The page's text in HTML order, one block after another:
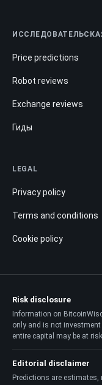
Price predictions
Robot reviews
Exchange reviews
Гиды
LEGAL
Privacy policy
Terms and conditions
Cookie policy
Risk disclosure
Information on
only and is not
entire capital may be at
Editorial disclaimer
Predictions are